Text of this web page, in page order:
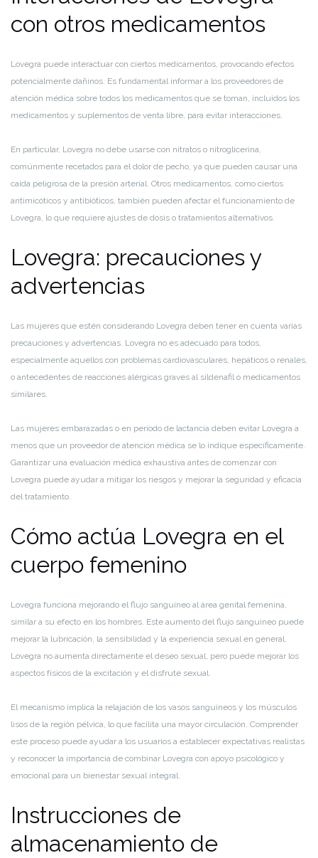
con otros medicamentos
Lovegra puede interactuar con ciertos medicamentos, provocando efectos
potencialmente dañinos. Es fundamental informar a los proveedores de
atención médica sobre todos los medicamentos que se toman, incluidos los
medicamentos y suplementos de venta libre, para evitar interacciones.
En particular, Lovegra no debe usarse con nitratos o nitroglicerina,
comúnmente recetados para el dolor de pecho, ya que pueden causar una
caída peligrosa de la presión arterial. Otros medicamentos, como ciertos
antimicóticos y antibióticos, también pueden afectar el funcionamiento de
Lovegra, lo que requiere ajustes de dosis o tratamientos alternativos.
Lovegra: precauciones y
advertencias
Las mujeres que estén considerando Lovegra deben tener en cuenta varias
precauciones y advertencias. Lovegra no es adecuado para todos,
especialmente aquellos con problemas cardiovasculares, hepáticos o renales,
o antecedentes de reacciones alérgicas graves al sildenafil o medicamentos
similares.
Las mujeres embarazadas o en período de lactancia deben evitar Lovegra a
menos que un proveedor de atención médica se lo indique específicamente.
Garantizar una evaluación médica exhaustiva antes de comenzar con
Lovegra puede ayudar a mitigar los riesgos y mejorar la seguridad y eficacia
del tratamiento.
Cómo actúa Lovegra en el
cuerpo femenino
Lovegra funciona mejorando el flujo sanguíneo al área genital femenina,
similar a su efecto en los hombres. Este aumento del flujo sanguíneo puede
mejorar la lubricación, la sensibilidad y la experiencia sexual en general.
Lovegra no aumenta directamente el deseo sexual, pero puede mejorar los
aspectos físicos de la excitación y el disfrute sexual.
El mecanismo implica la relajación de los vasos sanguíneos y los músculos
lisos de la región pélvica, lo que facilita una mayor circulación. Comprender
este proceso puede ayudar a los usuarios a establecer expectativas realistas
y reconocer la importancia de combinar Lovegra con apoyo psicológico y
emocional para un bienestar sexual integral.
Instrucciones de
almacenamiento de